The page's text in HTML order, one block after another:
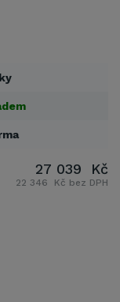
27 039 Kč
22 346 Kč bez DPH